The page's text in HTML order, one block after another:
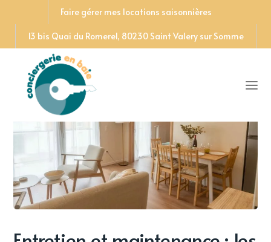
Faire gérer mes locations saisonnières
13 bis Quai du Romerel, 80230 Saint Valery sur Somme